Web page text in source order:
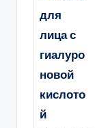
для
лица с
гиалуро
новой
кислото
й